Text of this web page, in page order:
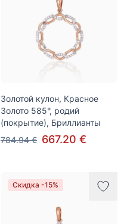
Золотой кулон, Красное
Золото 585°, родий
(покрытие), Бриллианты
784.94 € 667.20 €
Скидка -15%